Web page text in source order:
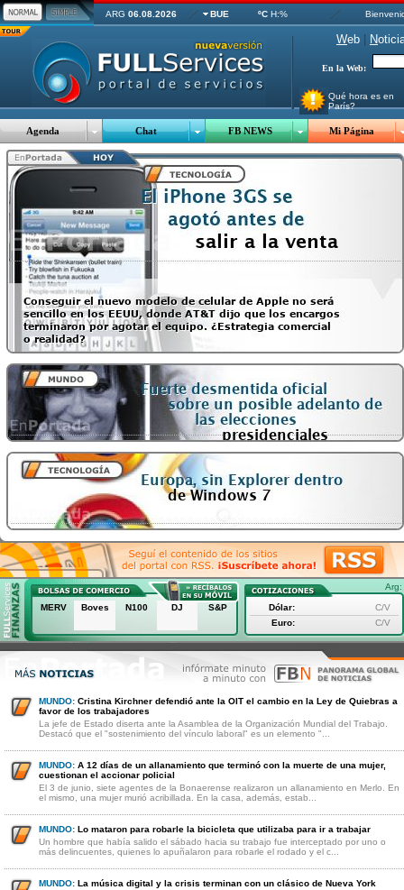
ARG 06.08.2026 BUE ºC H:%
Web N
En la Web:
Qué hora es en
París?
Agenda Chat FB NEWS Mi Página
Arg:
MERV Boves N100 DJ S&P Dólar:
C/V
Euro:
C/V
MUNDO: Cristina Kirchner defendió ante la OIT el cambio en la Ley de Quiebras a
favor de los trabajadores
La jefe de Estado diserta ante la Asamblea de la Organización Mundial del Trabajo.
Destacó que el "sostenimiento del vínculo laboral" es un elemento "...
MUNDO: A 12 días de un allanamiento que terminó con la muerte de una mujer,
cuestionan el accionar policial
El 3 de junio, siete agentes de la Bonaerense realizaron un allanamiento en Merlo. En
el mismo, una mujer murió acribillada. En la casa, además, estab...
MUNDO: Lo mataron para robarle la bicicleta que utilizaba para ir a trabajar
Un hombre que había salido el sábado hacia su trabajo fue interceptado por uno o
más delincuentes, quienes lo apuñalaron para robarle el rodado y el c...
MUNDO: La música digital y la crisis terminan con un clásico de Nueva York